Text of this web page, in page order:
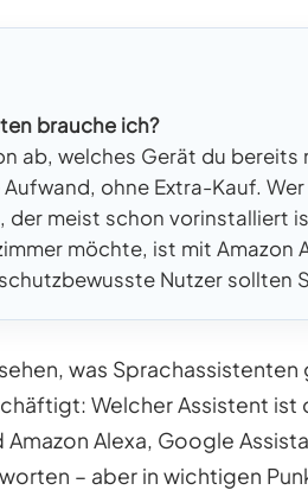
brauche ich?
ab, welches Gerät du
ohne Extra-Kauf.
meist schon vorinstalliert
möchte, ist mit Amazon
Nutzer sollten
was
Welcher Assistent
Alexa, Google
– aber in wichtigen